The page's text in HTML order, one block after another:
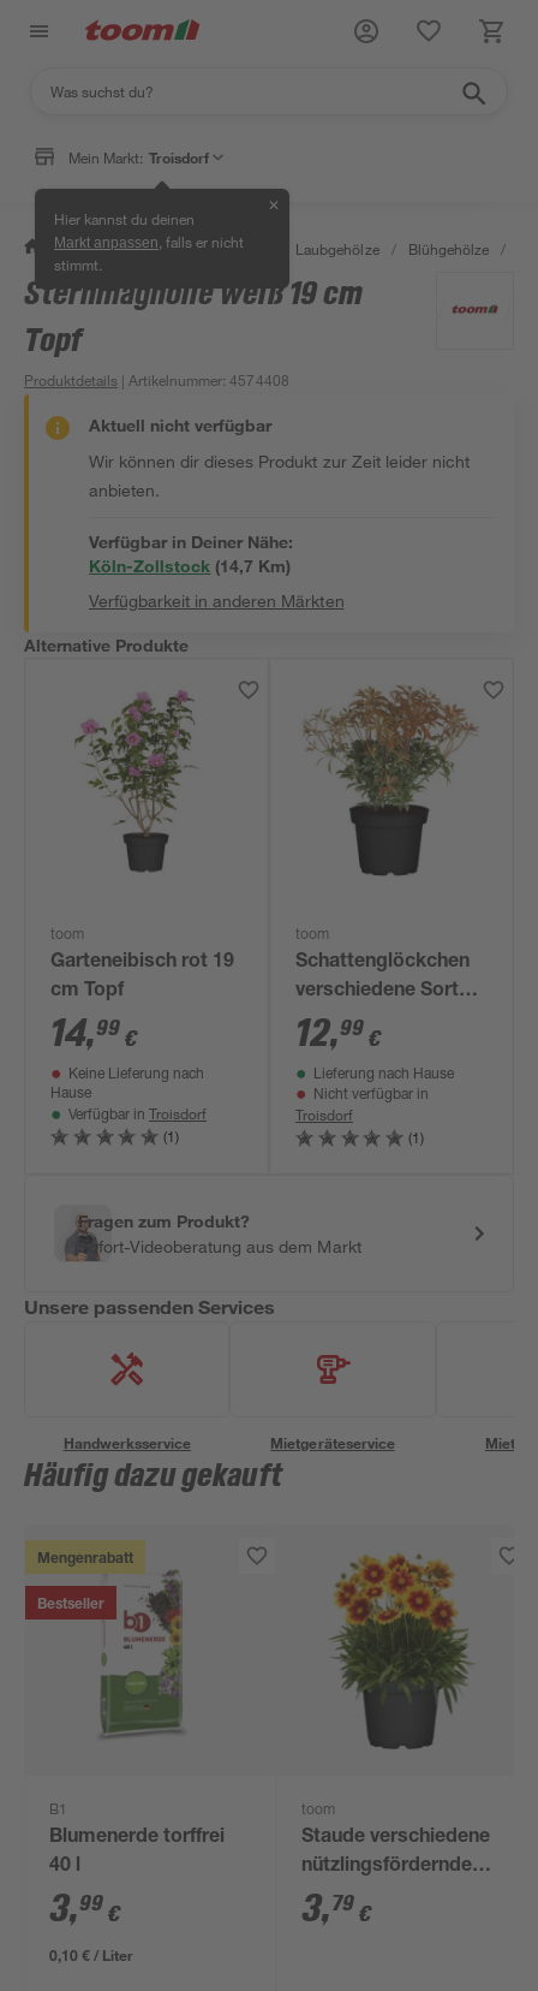
Mein Markt: Troisdorf
Hier kannst du deinen
Markt anpassen , falls er nicht
stimmt.
✕
/ Garten & Freizeit / Pflanzen Laubgehölze / Blühgehölze /
Sternmagnolie weiß 19 cm
Topf
Produktdetails | Artikelnummer:4574408
Aktuell nicht verfügbar
Wir können dir dieses Produkt zur Zeit leider nicht
anbieten.
Verfügbar in Deiner Nähe:
Köln-Zollstock (14,7 Km)
Verfügbarkeit in anderen Märkten
Alternative Produkte
toom
Garteneibisch rot 19
cm Topf
14,99 €
Keine Lieferung nach
Hause
Verfügbar in Troisdorf
(1)
toom
Schattenglöckchen
verschiedene Sorten
17 cm Topf
12,99 €
Lieferung nach Hause
Nicht verfügbar in
Troisdorf
(1)
Fragen zum Produkt?
Sofort-Videoberatung aus dem Markt
Unsere passenden Services
Handwerksservice Mietgeräteservice
Häufig dazu gekauft
Mengenrabatt
Bestseller
B1
Blumenerde torffrei
40 l
3,99 €
0,10 € / Liter
toom
Staude verschiedene
nützlingsfördernde
Sorten 13 cm Topf
3,79 €